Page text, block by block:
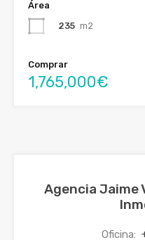
Área
235 m2
Comprar
1,765,000€
Agencia Jaime
Oficina: